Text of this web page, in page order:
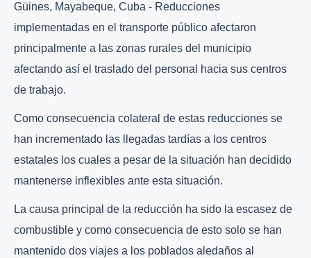
Güines, Mayabeque, Cuba - Reducciones
implementadas en el transporte público afectaron
principalmente a las zonas rurales del municipio
afectando así el traslado del personal hacia sus centros
de trabajo.
Como consecuencia colateral de estas reducciones se
han incrementado las llegadas tardías a los centros
estatales los cuales a pesar de la situación han decidido
mantenerse inflexibles ante esta situación.
La causa principal de la reducción ha sido la escasez de
combustible y como consecuencia de esto solo se han
mantenido dos viajes a los poblados aledaños al